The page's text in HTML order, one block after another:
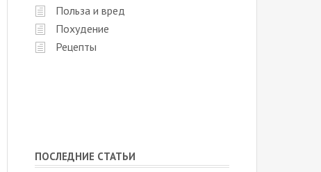
Польза и вред
Похудение
Рецепты
ПОСЛЕДНИЕ СТАТЬИ